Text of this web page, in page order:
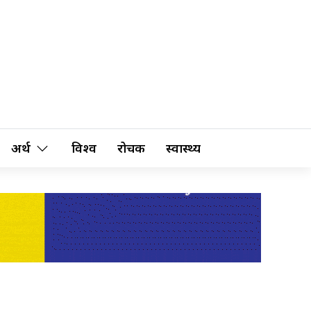
अर्थ विश्व रोचक स्वास्थ्य